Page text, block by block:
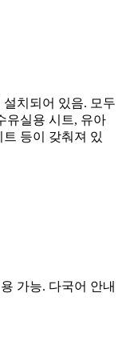
치되어 있음. 모두
유실용 시트, 유아
등이 갖춰져 있
가능. 다국어 안내